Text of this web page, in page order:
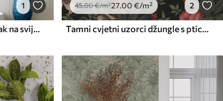
1
Valoviti svijetloplavi uzorak na svijetloj pozadini
45.00€/m²27.00 €/m² 2
Tamni cvjetni uzorci džungle s pticama i leptirima